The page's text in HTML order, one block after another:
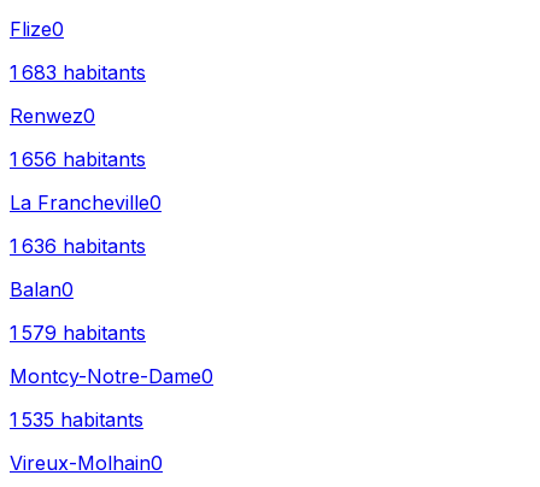
Flize0
1 683 habitants
Renwez0
1 656 habitants
La Francheville0
1 636 habitants
Balan0
1 579 habitants
Montcy-Notre-Dame0
1 535 habitants
Vireux-Molhain0